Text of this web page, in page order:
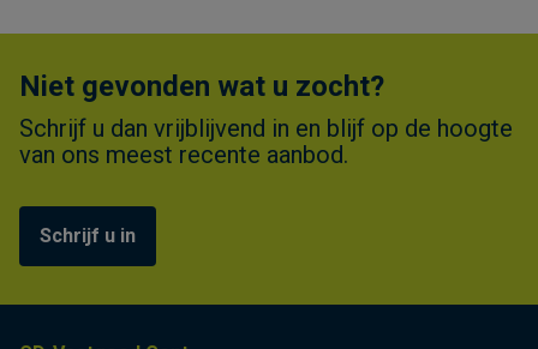
Niet gevonden wat u zocht?
Schrijf u dan vrijblijvend in en blijf op de hoogte
van ons meest recente aanbod.
Schrijf u in